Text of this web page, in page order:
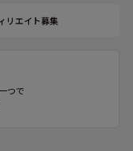
リエイト募集
つで